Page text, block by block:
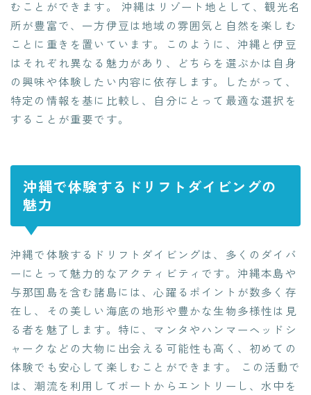
むことができます。 沖縄はリゾート地として、観光名
所が豊富で、一方伊豆は地域の雰囲気と自然を楽しむ
ことに重きを置いています。このように、沖縄と伊豆
はそれぞれ異なる魅力があり、どちらを選ぶかは自身
の興味や体験したい内容に依存します。したがって、
特定の情報を基に比較し、自分にとって最適な選択を
することが重要です。
沖縄で体験するドリフトダイビングの
魅力
沖縄で体験するドリフトダイビングは、多くのダイバ
ーにとって魅力的なアクティビティです。沖縄本島や
与那国島を含む諸島には、心躍るポイントが数多く存
在し、その美しい海底の地形や豊かな生物多様性は見
る者を魅了します。特に、マンタやハンマーヘッドシ
ャークなどの大物に出会える可能性も高く、初めての
体験でも安心して楽しむことができます。 この活動で
は、潮流を利用してボートからエントリーし、水中を